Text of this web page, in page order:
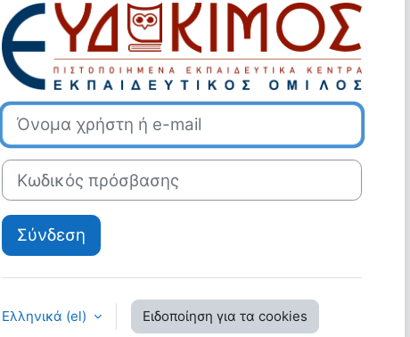
Σύνδεση στο
Όνομα χρήστη ή e-mail
Κωδικός πρόσβασης
Σύνδεση
Ελληνικά ‎(el)‎ Ειδοποίηση για τα cookies